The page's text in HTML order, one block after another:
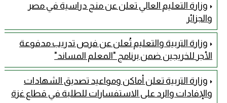
وزارة التعليم العالي تعلن عن منح دراسية في مصر
والجزائر
وزارة التربية والتعليم تُعلن عن فرص تدريب مدفوعة
الأجر للخريجين ضمن برنامج "المعلم المساند"
وزارة التربية تعلن أماكن ومواعيد تصديق الشهادات
والإفادات والرد على الاستفسارات للطلبة في قطاع غزة